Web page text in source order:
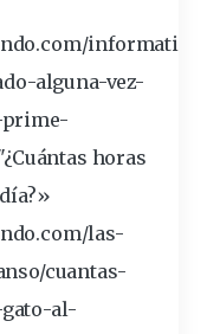
informatica-
alguna-vez-
prime-
horas
día?»
las-
/cuantas-
al-